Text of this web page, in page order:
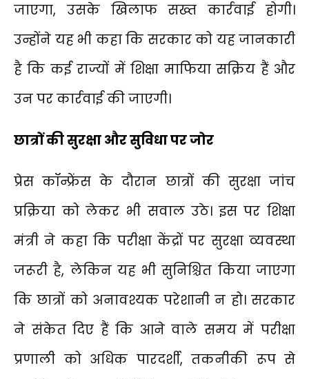
जाएगा, उसके खिलाफ सख्त कार्रवाई होगी।
उन्होंने यह भी कहा कि सरकार को यह जानकारी
है कि कई राज्यों में शिक्षा माफिया सक्रिय हैं और
उन पर कार्रवाई की जाएगी।
छात्रों की सुरक्षा और सुविधा पर जोर
प्रेस कॉन्फ्रेंस के दौरान छात्रों की सुरक्षा जांच
प्रक्रिया को लेकर भी सवाल उठे। इस पर शिक्षा
मंत्री ने कहा कि परीक्षा केंद्रों पर सुरक्षा व्यवस्था
जरूरी है, लेकिन यह भी सुनिश्चित किया जाएगा
कि छात्रों को अनावश्यक परेशानी न हो। सरकार
ने संकेत दिए हैं कि आने वाले समय में परीक्षा
प्रणाली को अधिक पारदर्शी, तकनीकी रूप से